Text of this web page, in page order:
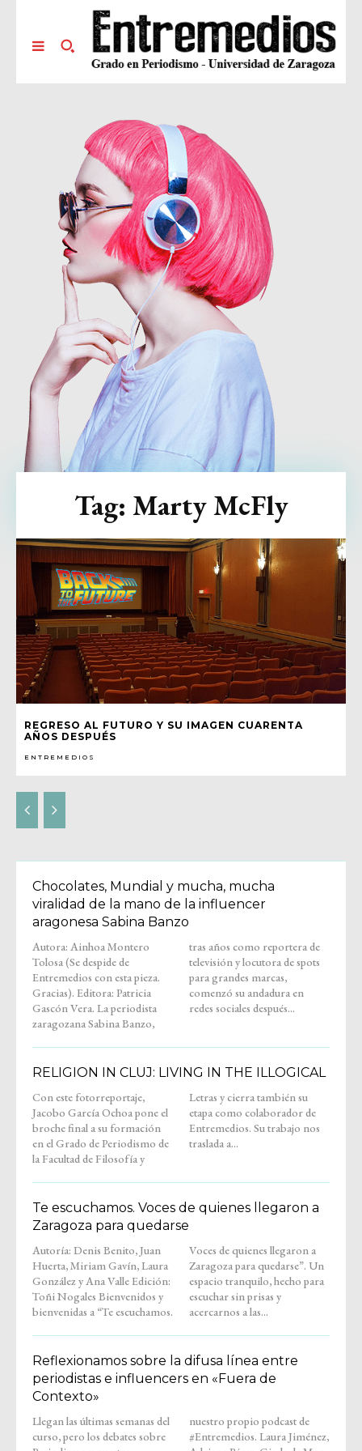
REGRESO AL FUTURO Y SU IMAGEN CUARENTA
AÑOS DESPUÉS
ENTREMEDIOS
Tag: Marty McFly
Chocolates, Mundial y mucha, mucha
viralidad de la mano de la influencer
aragonesa Sabina Banzo
Autora: Ainhoa Montero
Tolosa (Se despide de
Entremedios con esta pieza.
Gracias). Editora: Patricia
Gascón Vera. La periodista
zaragozana Sabina Banzo,
tras años como reportera de
televisión y locutora de spots
para grandes marcas,
comenzó su andadura en
redes sociales después...
RELIGION IN CLUJ: LIVING IN THE ILLOGICAL
Con este fotorreportaje,
Jacobo García Ochoa pone el
broche final a su formación
en el Grado de Periodismo de
la Facultad de Filosofía y
Letras y cierra también su
etapa como colaborador de
Entremedios. Su trabajo nos
traslada a...
Te escuchamos. Voces de quienes llegaron a
Zaragoza para quedarse
Autoría: Denis Benito, Juan
Huerta, Miriam Gavín, Laura
González y Ana Valle Edición:
Toñi Nogales Bienvenidos y
bienvenidas a “Te escuchamos.
Voces de quienes llegaron a
Zaragoza para quedarse”. Un
espacio tranquilo, hecho para
escuchar sin prisas y
acercarnos a las...
Reflexionamos sobre la difusa línea entre
periodistas e influencers en «Fuera de
Contexto»
Llegan las últimas semanas del
curso, pero los debates sobre
nuestro propio podcast de
#Entremedios. Laura Jiménez,